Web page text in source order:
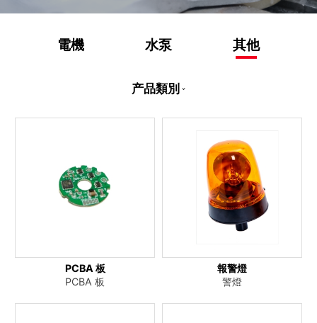
電機 水泵 其他
产品類別
PCBA 板
PCBA 板
報警燈
警燈